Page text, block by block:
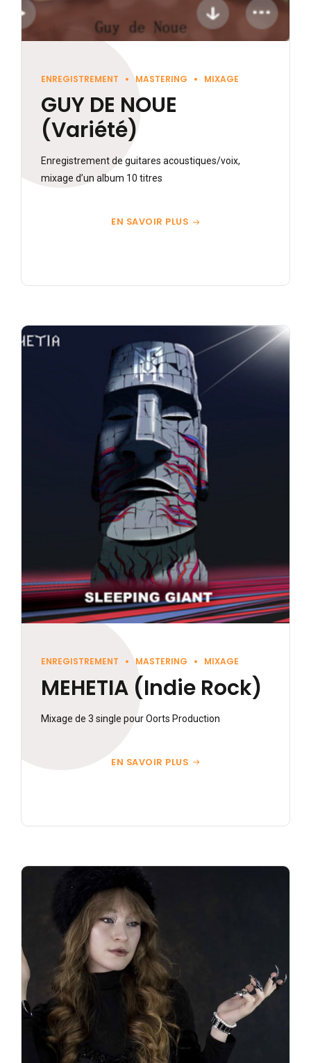
ENREGISTREMENT MASTERING MIXAGE
GUY DE NOUE
(Variété)
Enregistrement de guitares acoustiques/voix,
mixage d’un album 10 titres
EN SAVOIR PLUS
ENREGISTREMENT MASTERING MIXAGE
MEHETIA (Indie Rock)
Mixage de 3 single pour Oorts Production
EN SAVOIR PLUS